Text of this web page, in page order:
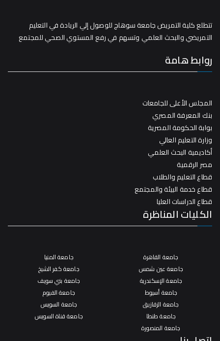
تتطلع كلية التمريض جامعة سوهاج للوصول إلي الريادة في التعليم
التمريضي والبحث العلمي وتسهم في رفع المستوي الصحي للمجتمع
روابط هامة
المجلس الأعلى للجامعات
بنك المعرفة المصري
بوابة الحكومة المصرية
وزارة التعليم العالي
أكاديمية البحث العلمي
مصر الرقمية
قطاع التعليم والطلاب
قطاع خدمة البيئة والمجتمع
قطاع الدراسات العليا
الكليات المناظرة
جامعة القاهرة
جامعة عين شمس
جامعة الإسكندرية
جامعة أسيوط
جامعة الزقازيق
جامعة طنطا
جامعة المنصورة
جامعة المنيا
جامعة كفر الشيخ
جامعة بني سويف
جامعة الفيوم
جامعة السويس
جامعة قناة السويس